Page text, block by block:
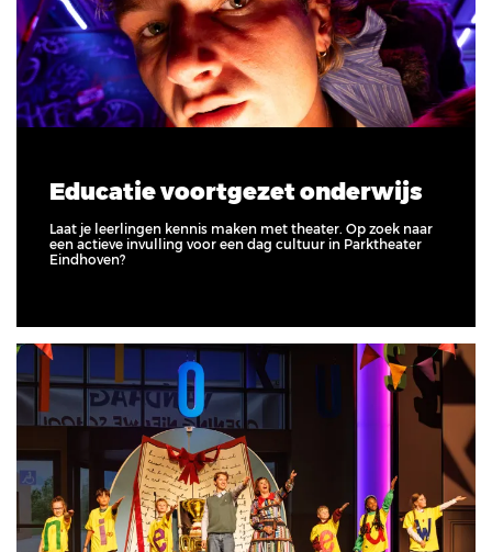
Educatie voortgezet onderwijs
Laat je leerlingen kennis maken met theater. Op zoek naar
een actieve invulling voor een dag cultuur in Parktheater
Eindhoven?